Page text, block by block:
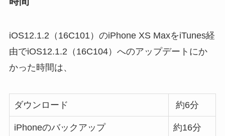
iOS12.1.2（16C101）のiPhone XS MaxをiTunes経
由でiOS12.1.2（16C104）へのアップデートにか
かった時間は、
ダウンロード 約6分
iPhoneのバックアップ 約16分